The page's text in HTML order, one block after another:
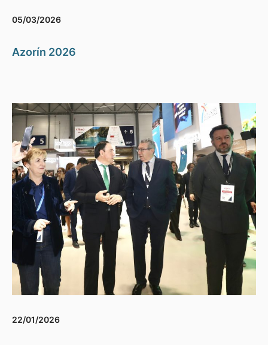
05/03/2026
Azorín 2026
22/01/2026